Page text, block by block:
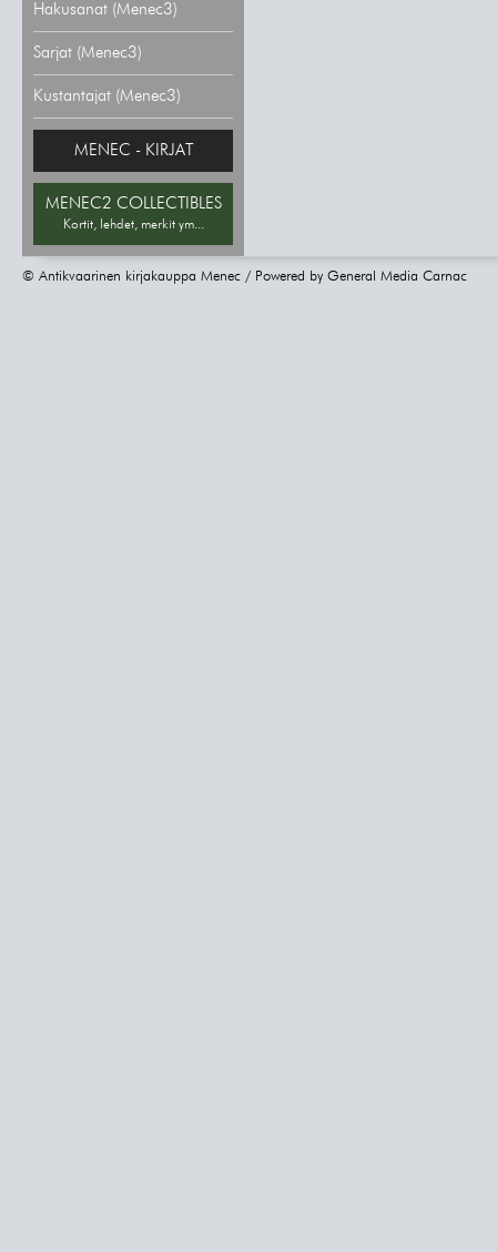
Hakusanat (Menec3)
Sarjat (Menec3)
Kustantajat (Menec3)
MENEC - KIRJAT
MENEC2 COLLECTIBLES
Kortit, lehdet, merkit ym...
© Antikvaarinen kirjakauppa Menec / Powered by General Media Carnac